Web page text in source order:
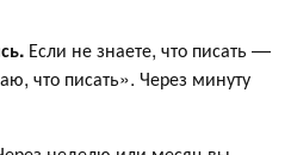
Если не знаете, что писать —
что писать». Через минуту